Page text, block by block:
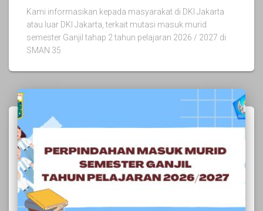
Kami informasikan kepada masyarakat di DKI Jakarta
atau luar DKI Jakarta, terkait mutasi masuk murid
semester Ganjil tahap 2 tahun pelajaran 2026 / 2027 di
SMAN 35